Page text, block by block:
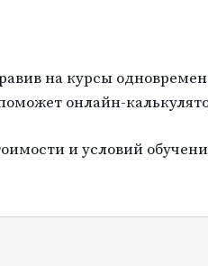
на курсы
онлайн-
и условий